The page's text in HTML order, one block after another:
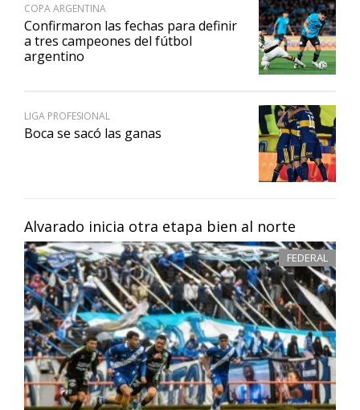
Alvarado inicia otra etapa bien al norte
FEDERAL
COPA ARGENTINA
Confirmaron las fechas para definir
a tres campeones del fútbol
argentino
LIGA PROFESIONAL
Boca se sacó las ganas